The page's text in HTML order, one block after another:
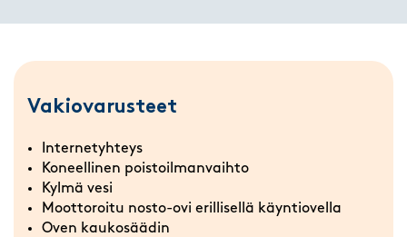
Vakiovarusteet
Internetyhteys
Koneellinen poistoilmanvaihto
Kylmä vesi
Moottoroitu nosto-ovi erillisellä käyntiovella
Oven kaukosäädin